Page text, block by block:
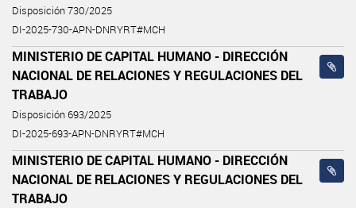
Disposición 730/2025
DI-2025-730-APN-DNRYRT#MCH
MINISTERIO DE CAPITAL HUMANO - DIRECCIÓN
NACIONAL DE RELACIONES Y REGULACIONES DEL
TRABAJO
Disposición 693/2025
DI-2025-693-APN-DNRYRT#MCH
MINISTERIO DE CAPITAL HUMANO - DIRECCIÓN
NACIONAL DE RELACIONES Y REGULACIONES DEL
TRABAJO